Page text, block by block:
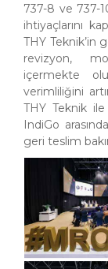
737-8 ve 737-
ihtiyaçlarını
THY Teknik’in
revizyon,
içermekte
verimliliğini
THY Teknik
IndiGo
geri teslim